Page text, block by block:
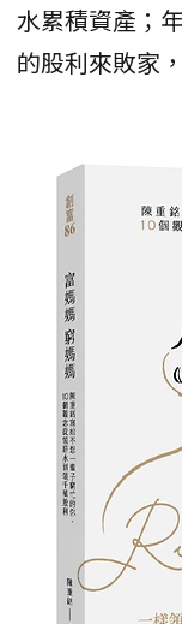
水累積資產；
的股利來敗家